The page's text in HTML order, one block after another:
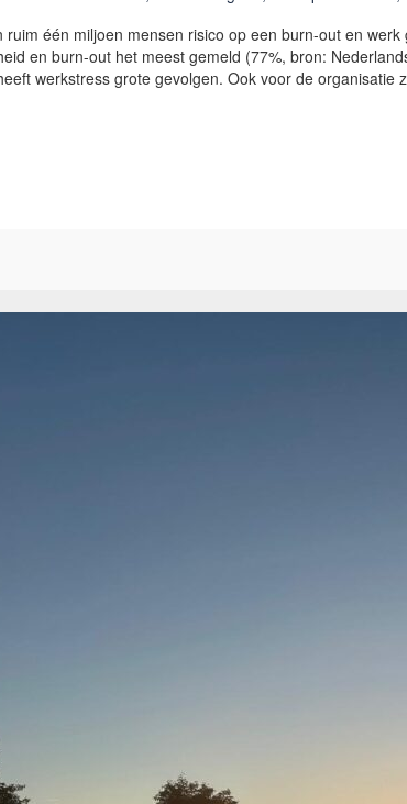
ruim één miljoen mensen risico op een burn-out en
en burn-out het meest gemeld (77%, bron:
werkstress grote gevolgen. Ook voor de